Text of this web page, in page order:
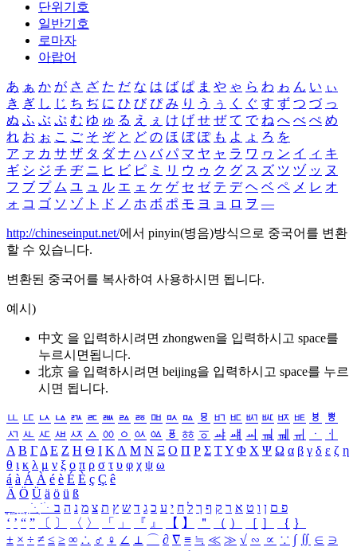
단위기호
일반기호
로마자
아랍어
あ ぁ か が さ ざ た だ な は ば ぱ ま や ゃ ら わ ゎ ん い ぃ
き ぎ し じ ち ぢ に ひ び ぴ み り う ぅ く ぐ す ず つ づ っ
ぬ ふ ぶ ぷ む ゆ ゅ る え ぇ け げ せ ぜ て で ね へ べ ぺ め
れ お ぉ こ ご そ ぞ と ど の ほ ぼ ぽ も よ ょ ろ を
ア ァ カ サ ザ タ ダ ナ ハ バ パ マ ヤ ャ ラ ワ ヮ ン イ ィ キ
ギ シ ジ チ ヂ ニ ヒ ビ ピ ミ リ ウ ゥ ク グ ス ズ ツ ヅ ッ ヌ
フ ブ プ ム ユ ュ ル エ ェ ケ ゲ セ ゼ テ デ ヘ ベ ペ メ レ オ
ォ コ ゴ ソ ゾ ト ド ノ ホ ボ ポ モ ヨ ョ ロ ヲ ―
http://chineseinput.net/에서 pinyin(병음)방식으로 중국어를 변환
할 수 있습니다.
변환된 중국어를 복사하여 사용하시면 됩니다.
예시)
中文 을 입력하시려면 zhongwen을 입력하시고 space를
누르시면됩니다.
北京 을 입력하시려면 beijing을 입력하시고 space를 누르
시면 됩니다.
ㅥ ㅦ ㅧ ㅨ ㅩ ㅪ ㅫ ㅬ ㅭ ㅮ ㅯ ㅰ ㅱ ㅲ ㅳ ㅴ ㅵ ㅶ ㅷ ㅸ
ㅹ
ㅺ ㅻ ㅼ ㅽ ㅾ ㅿ ㆀ ㆁ ㆂ ㆃ ㆄ ㆅ ㆆ ㆇ ㆈ ㆉ ㆊ ㆋ ㆌ ㆍ
ㆎ
Α Β ΓΔ Ε Ζ Η Θ Ι ΚΛ Μ Ν Ξ Ο Π Ρ Σ ΤΥ Φ Χ Ψ Ω α β γ δ ε ζ η
θ ι κ λ μ ν ξ ο π ρ σ τ υ φ χ ψ ω
á à Á À é è É È ç Ç ê
Ä Ö Ü ä ö ü ß
ִֶֹ ֻּ ׁׂ פ ם ן ו ט א ר ק ף ך ל ח י ע כ ג ד ש ץ ת צ מ נ ה ב
‘ ’ “ ” 〔 〕 〈 〉 「 」 『 』 【 】 ＂ （ ） ［ ］ ｛ ｝
± × ÷ ≠ ≤ ≥ ∞ ∴ ♂ ♀ ∠ ⊥ ⌒ ∂ ∇ ≡ ≒ ≪ ≫ √ ∽ ∝ ∵ ∫ ∬ ∈ ∋